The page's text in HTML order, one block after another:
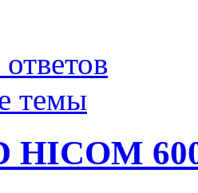
темы
HICOM